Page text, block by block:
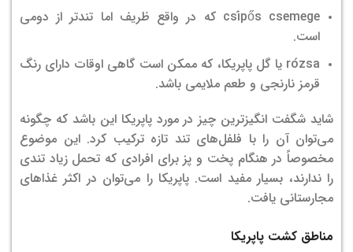
csípős csemege که در واقع ظریف اما تندتر از دومی
است.
rózsa یا گل پاپریکا، که ممکن است گاهی اوقات دارای رنگ
قرمز نارنجی و طعم ملایمی باشد.
شاید شگفت انگیزترین چیز در مورد پاپریکا این باشد که چگونه
می‌توان آن را با فلفل‌های تند تازه ترکیب کرد. این موضوع
مخصوصاً در هنگام پخت و پز برای افرادی که تحمل زیاد تندی
را ندارند، بسیار مفید است. پاپریکا را می‌توان در اکثر غذاهای
مجارستانی یافت.
مناطق کشت پاپریکا